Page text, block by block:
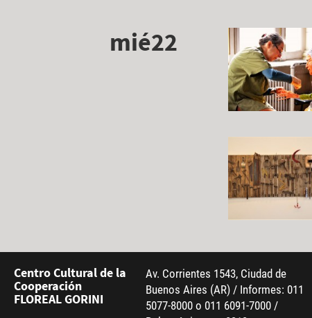
mié22
Centro Cultural de la
Cooperación
FLOREAL GORINI
Av. Corrientes 1543, Ciudad de
Buenos Aires (AR) / Informes: 011
5077-8000 o 011 6091-7000 /